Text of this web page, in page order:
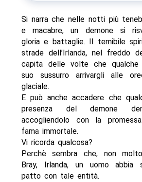
Si narra che nelle notti più
e macabre, un demone si
gloria e battaglie. Il temibile
strade dell’Irlanda, nel freddo
capita delle volte che qualche
suo sussurro arrivargli alle
glaciale.
E può anche accadere che
presenza del demone
accogliendolo con la
fama immortale.
Vi ricorda qualcosa?
Perchè sembra che, non
Bray, Irlanda, un uomo abbia
patto con tale entità.